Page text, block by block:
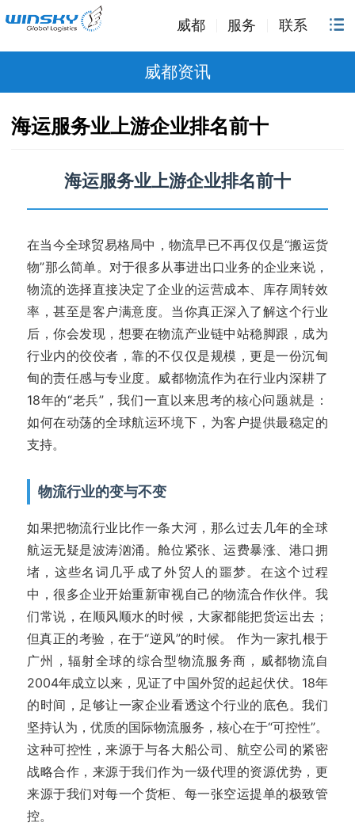
威都 服务 联系
威都资讯
海运服务业上游企业排名前十
海运服务业上游企业排名前十
在当今全球贸易格局中，物流早已不再仅仅是“搬运货
物”那么简单。对于很多从事进出口业务的企业来说，
物流的选择直接决定了企业的运营成本、库存周转效
率，甚至是客户满意度。当你真正深入了解这个行业
后，你会发现，想要在物流产业链中站稳脚跟，成为
行业内的佼佼者，靠的不仅仅是规模，更是一份沉甸
甸的责任感与专业度。威都物流作为在行业内深耕了
18年的“老兵”，我们一直以来思考的核心问题就是：
如何在动荡的全球航运环境下，为客户提供最稳定的
支持。
物流行业的变与不变
如果把物流行业比作一条大河，那么过去几年的全球
航运无疑是波涛汹涌。舱位紧张、运费暴涨、港口拥
堵，这些名词几乎成了外贸人的噩梦。在这个过程
中，很多企业开始重新审视自己的物流合作伙伴。我
们常说，在顺风顺水的时候，大家都能把货运出去；
但真正的考验，在于“逆风”的时候。 作为一家扎根于
广州，辐射全球的综合型物流服务商，威都物流自
2004年成立以来，见证了中国外贸的起起伏伏。18年
的时间，足够让一家企业看透这个行业的底色。我们
坚持认为，优质的国际物流服务，核心在于“可控性”。
这种可控性，来源于与各大船公司、航空公司的紧密
战略合作，来源于我们作为一级代理的资源优势，更
来源于我们对每一个货柜、每一张空运提单的极致管
控。